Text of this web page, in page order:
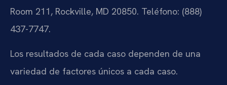
Room 211, Rockville, MD 20850. Teléfono: (888)
437-7747.
Los resultados de cada caso dependen de una
variedad de factores únicos a cada caso.